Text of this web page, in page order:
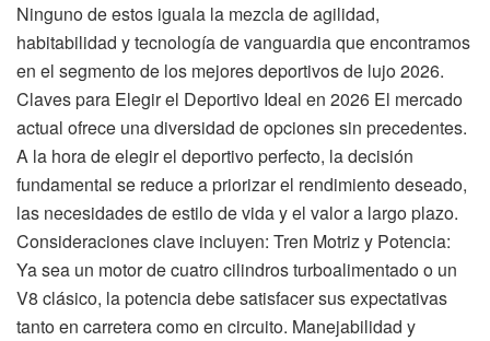
Ninguno de estos iguala la mezcla de agilidad,
habitabilidad y tecnología de vanguardia que encontramos
en el segmento de los mejores deportivos de lujo 2026.
Claves para Elegir el Deportivo Ideal en 2026 El mercado
actual ofrece una diversidad de opciones sin precedentes.
A la hora de elegir el deportivo perfecto, la decisión
fundamental se reduce a priorizar el rendimiento deseado,
las necesidades de estilo de vida y el valor a largo plazo.
Consideraciones clave incluyen: Tren Motriz y Potencia:
Ya sea un motor de cuatro cilindros turboalimentado o un
V8 clásico, la potencia debe satisfacer sus expectativas
tanto en carretera como en circuito. Manejabilidad y